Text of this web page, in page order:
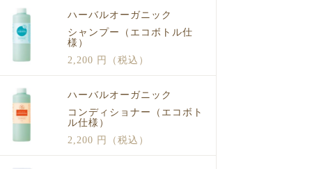
ハーバルオーガニック
シャンプー（エコボトル仕
様）
2,200 円（税込）
ハーバルオーガニック
コンディショナー（エコボト
ル仕様）
2,200 円（税込）